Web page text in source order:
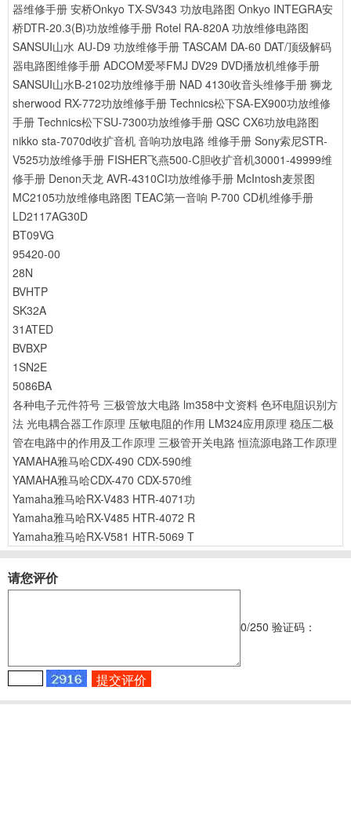
器维修手册 安桥Onkyo TX-SV343 功放电路图 Onkyo INTEGRA安
桥DTR-20.3(B)功放维修手册 Rotel RA-820A 功放维修电路图
SANSUI山水 AU-D9 功放维修手册 TASCAM DA-60 DAT/顶级解码
器电路图维修手册 ADCOM爱琴FMJ DV29 DVD播放机维修手册
SANSUI山水B-2102功放维修手册 NAD 4130收音头维修手册 狮龙
sherwood RX-772功放维修手册 Technics松下SA-EX900功放维修
手册 Technics松下SU-7300功放维修手册 QSC CX6功放电路图
nikko sta-7070d收扩音机 音响功放电路 维修手册 Sony索尼STR-
V525功放维修手册 FISHER飞燕500-C胆收扩音机30001-49999维
修手册 Denon天龙 AVR-4310CI功放维修手册 McIntosh麦景图
MC2105功放维修电路图 TEAC第一音响 P-700 CD机维修手册
LD2117AG30D
BT09VG
95420-00
28N
BVHTP
SK32A
31ATED
BVBXP
1SN2E
5086BA
各种电子元件符号 三极管放大电路 lm358中文资料 色环电阻识别方
法 光电耦合器工作原理 压敏电阻的作用 LM324应用原理 稳压二极
管在电路中的作用及工作原理 三极管开关电路 恒流源电路工作原理
YAMAHA雅马哈CDX-490 CDX-590维
YAMAHA雅马哈CDX-470 CDX-570维
Yamaha雅马哈RX-V483 HTR-4071功
Yamaha雅马哈RX-V485 HTR-4072 R
Yamaha雅马哈RX-V581 HTR-5069 T
请您评价
0/250 验证码：